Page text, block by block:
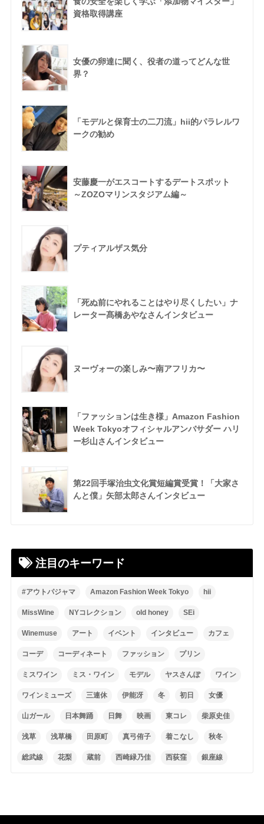
資格取得講座
女優の卵達に聞く、役者の道ってどんな世
界？
「モデルと保育士の二刀流」hii的パラレルワ
ークの勧め
安藤慶一がエスコートするデートスポット
～ZOZOマリンスタジアム編～
プティアルザス気分
「死ぬ前にやれることはやり尽くしたい」ナ
レーター髙橋あやなさんインタビュー
ヌーヴォーの楽しみ〜南アフリカ〜
「ファッションは生き様」Amazon Fashion
Week Tokyoオフィシャルアンバサダー ハリ
ー杉山さんインタビュー
第22回手塚治虫文化賞短編賞受賞！「大家さ
んと僕」矢部太郎さんインタビュー
注目のキーワード
#アウトパジャマ Amazon Fashion Week Tokyo hii
MissWine NYコレクション old honey SEi
Winemuse アート イベント インタビュー カフェ
コーデ コーディネート ファッション プリン
ミスワイン ミス・ワイン モデル ヤスさんぽ ワイン
ワインミューズ 三連休 伊能冴 冬 初日 女優
山ガール 日本舞踊 日舞 映画 東コレ 柴原史佳
浅草 浅草橋 田原町 真弓侑子 着こなし 秋冬
総武線 花梨 蔵前 西崎緑乃佳 西荻窪 銀座線